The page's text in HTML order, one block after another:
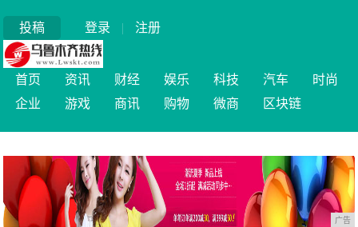
投稿 登录 | 注册
首页 资讯 财经 娱乐 科技 汽车
时尚
企业
游戏 商讯 购物 微商 区块链
广告